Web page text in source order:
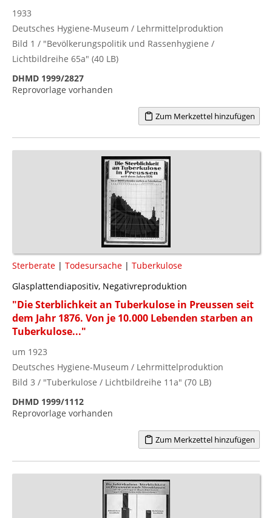
1933
Deutsches Hygiene-Museum / Lehrmittelproduktion
Bild 1 / "Bevölkerungspolitik und Rassenhygiene /
Lichtbildreihe 65a" (40 LB)
DHMD 1999/2827
Reprovorlage vorhanden
Zum Merkzettel hinzufügen
Sterberate | Todesursache | Tuberkulose
Glasplattendiapositiv, Negativreproduktion
"Die Sterblichkeit an Tuberkulose in Preussen seit
dem Jahr 1876. Von je 10.000 Lebenden starben an
Tuberkulose..."
um 1923
Deutsches Hygiene-Museum / Lehrmittelproduktion
Bild 3 / "Tuberkulose / Lichtbildreihe 11a" (70 LB)
DHMD 1999/1112
Reprovorlage vorhanden
Zum Merkzettel hinzufügen